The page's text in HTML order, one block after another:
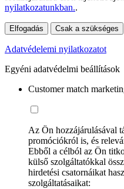
nyilatkozatunkban..
Elfogadás Csak a szükséges
Adatvédelemi nyilatkozatot
Egyéni adatvédelmi beállítások
Customer match
Az Ön hozzájárulásával
promóciókról is, és
Ebből a célból az Ön
külső szolgáltatókkal
hirdetési csatornáikat
szolgáltatásaikat: